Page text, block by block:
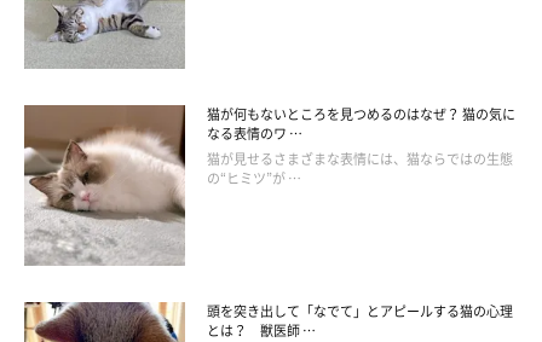
猫が何もないところを見つめるのはなぜ？ 猫の気に
なる表情のワ …
猫が見せるさまざまな表情には、猫ならではの生態
の“ヒミツ”が …
頭を突き出して「なでて」とアピールする猫の心理
とは？ 獣医師 …